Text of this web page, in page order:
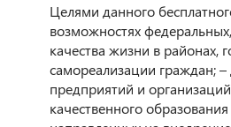
Целями данного
возможностях
качества жизни в районах,
самореализации граждан;
предприятий и
качественного